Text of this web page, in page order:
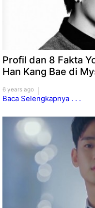
Profil dan 8 Fakta
Han Kang Bae di
6 years ago
Baca Selengkapnya . . .